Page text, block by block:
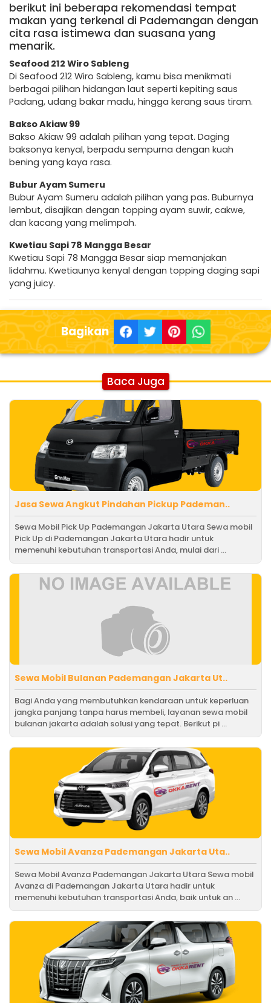
berikut ini beberapa rekomendasi tempat
makan yang terkenal di Pademangan dengan
cita rasa istimewa dan suasana yang
menarik.
Seafood 212 Wiro Sableng
Di Seafood 212 Wiro Sableng, kamu bisa menikmati
berbagai pilihan hidangan laut seperti kepiting saus
Padang, udang bakar madu, hingga kerang saus tiram.
Bakso Akiaw 99
Bakso Akiaw 99 adalah pilihan yang tepat. Daging
baksonya kenyal, berpadu sempurna dengan kuah
bening yang kaya rasa.
Bubur Ayam Sumeru
Bubur Ayam Sumeru adalah pilihan yang pas. Buburnya
lembut, disajikan dengan topping ayam suwir, cakwe,
dan kacang yang melimpah.
Kwetiau Sapi 78 Mangga Besar
Kwetiau Sapi 78 Mangga Besar siap memanjakan
lidahmu. Kwetiaunya kenyal dengan topping daging sapi
yang juicy.
Bagikan
Baca Juga
Jasa Sewa Angkut Pindahan Pickup Pademan..
Sewa Mobil Pick Up Pademangan Jakarta Utara Sewa mobil
Pick Up di Pademangan Jakarta Utara hadir untuk
memenuhi kebutuhan transportasi Anda, mulai dari ...
Sewa Mobil Bulanan Pademangan Jakarta Ut..
Bagi Anda yang membutuhkan kendaraan untuk keperluan
jangka panjang tanpa harus membeli, layanan sewa mobil
bulanan jakarta adalah solusi yang tepat. Berikut pi ...
Sewa Mobil Avanza Pademangan Jakarta Uta..
Sewa Mobil Avanza Pademangan Jakarta Utara Sewa mobil
Avanza di Pademangan Jakarta Utara hadir untuk
memenuhi kebutuhan transportasi Anda, baik untuk an ...